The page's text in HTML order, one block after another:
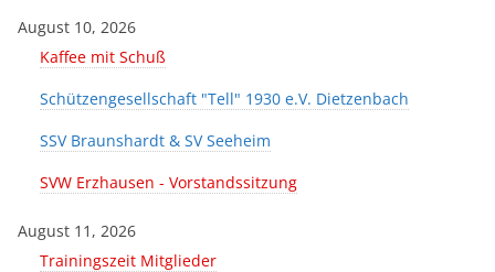
August 10, 2026
Kaffee mit Schuß
Schützengesellschaft "Tell" 1930 e.V. Dietzenbach
SSV Braunshardt & SV Seeheim
SVW Erzhausen - Vorstandssitzung
August 11, 2026
Trainingszeit Mitglieder